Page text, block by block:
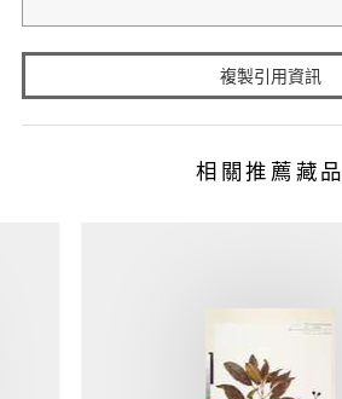
複製引用資訊
相關推薦藏品